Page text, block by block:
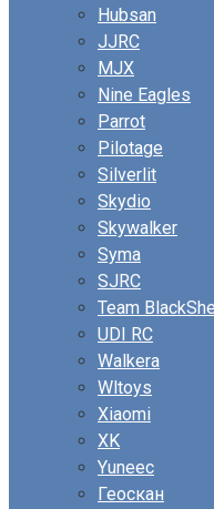
Hubsan
JJRC
MJX
Nine Eagles
Parrot
Pilotage
Silverlit
Skydio
Skywalker
Syma
SJRC
Team
UDI RC
Walkera
Wltoys
Xiaomi
XK
Yuneec
Геоскан